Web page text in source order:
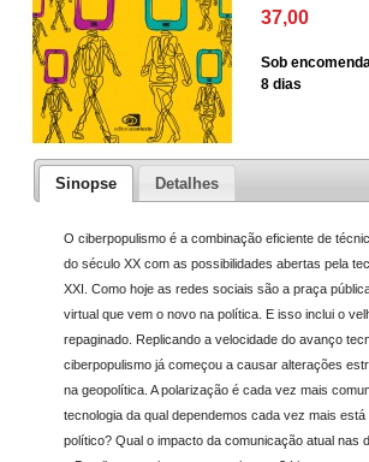
37,00
Sob
8 dias
Sinopse Detalhes
O ciberpopulismo é a combinação eficiente de
do século XX com as possibilidades abertas pela
XXI. Como hoje as redes sociais são a praça
virtual que vem o novo na política. E isso inclui o
repaginado. Replicando a velocidade do avanço
ciberpopulismo já começou a causar alterações
na geopolítica. A polarização é cada vez mais
tecnologia da qual dependemos cada vez mais está
político? Qual o impacto da comunicação atual nas